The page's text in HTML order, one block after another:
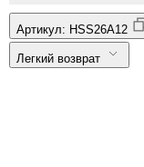
Артикул: HSS26A12
Легкий возврат